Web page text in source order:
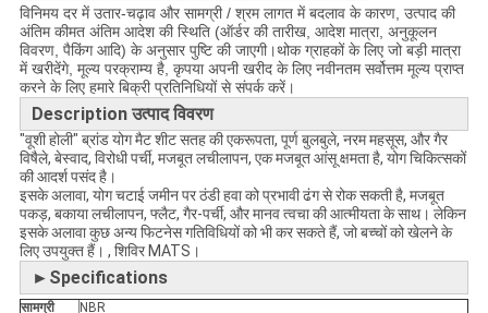
विनिमय दर में उतार-चढ़ाव और सामग्री / श्रम लागत में बदलाव के कारण, उत्पाद की
अंतिम कीमत अंतिम आदेश की स्थिति (ऑर्डर की तारीख, आदेश मात्रा, अनुकूलन
विवरण, पैकिंग आदि) के अनुसार पुष्टि की जाएगी।थोक ग्राहकों के लिए जो बड़ी मात्रा
में खरीदेंगे, मूल्य परक्राम्य है, कृपया अपनी खरीद के लिए नवीनतम सर्वोत्तम मूल्य प्राप्त
करने के लिए हमारे बिक्री प्रतिनिधियों से संपर्क करें।
Description उत्पाद विवरण
"वूशी होली" ब्रांड योग मैट शीट सतह की एकरूपता, पूर्ण बुलबुले, नरम महसूस, और गैर
विषैले, बेस्वाद, विरोधी पर्ची, मजबूत लचीलापन, एक मजबूत आंसू क्षमता है, योग चिकित्सकों
की आदर्श पसंद है।
इसके अलावा, योग चटाई जमीन पर ठंडी हवा को प्रभावी ढंग से रोक सकती है, मजबूत
पकड़, बकाया लचीलापन, फ्लैट, गैर-पर्ची, और मानव त्वचा की आत्मीयता के साथ। लेकिन
इसके अलावा कुछ अन्य फिटनेस गतिविधियों को भी कर सकते हैं, जो बच्चों को खेलने के
लिए उपयुक्त हैं। , शिविर MATS।
►Specifications
सामग्री
NBR